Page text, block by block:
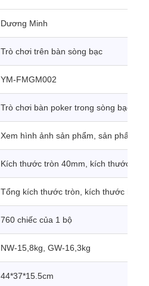
Dương Minh
Trò chơi trên bàn sòng bạc
YM-FMGM002
Trò chơi bàn poker trong sòng bạc
Xem hình ảnh sản phẩm, sản phẩm
Kích thước tròn 40mm, kích thước
Tổng kích thước tròn, kích thước hình
760 chiếc của 1 bộ
NW-15,8kg, GW-16,3kg
44*37*15.5cm